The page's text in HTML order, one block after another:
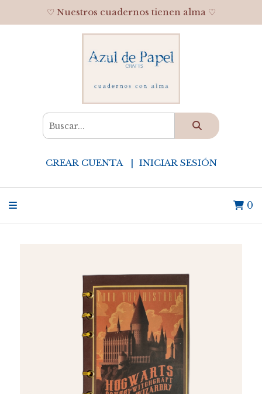
♡ Nuestros cuadernos tienen alma ♡
CREAR CUENTA INICIAR SESIÓN
0